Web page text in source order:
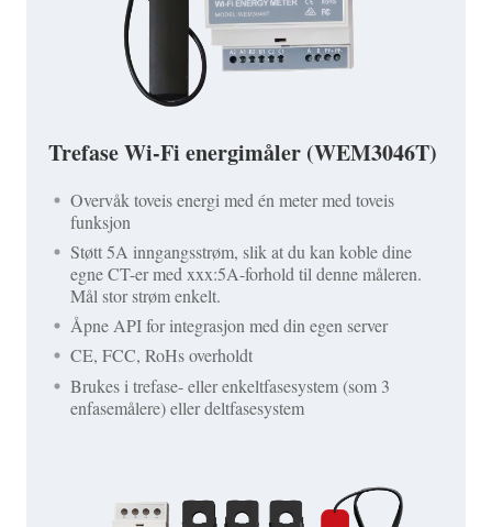
Trefase Wi-Fi energimåler (WEM3046T)
Overvåk toveis energi med én meter med toveis
funksjon
Støtt 5A inngangsstrøm, slik at du kan koble dine
egne CT-er med xxx:5A-forhold til denne måleren.
Mål stor strøm enkelt.
Åpne API for integrasjon med din egen server
CE, FCC, RoHs overholdt
Brukes i trefase- eller enkeltfasesystem (som 3
enfasemålere) eller deltfasesystem